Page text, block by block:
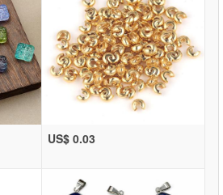
US$ 0.03